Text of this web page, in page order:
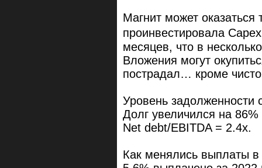
Магнит может
проинвестировала
месяцев, что в
Вложения могут
пострадал… кроме
Уровень задолженности
Долг увеличился на 86%
Net debt/EBITDA = 2.4x.
Как менялись выплаты